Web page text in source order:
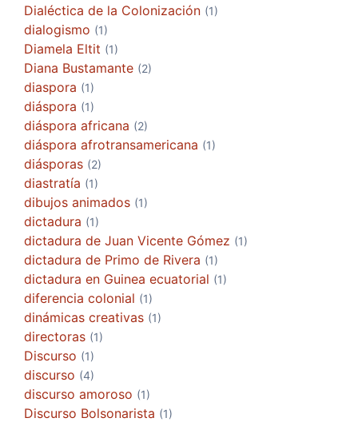
Dialéctica de la Colonización (1)
dialogismo (1)
Diamela Eltit (1)
Diana Bustamante (2)
diaspora (1)
diáspora (1)
diáspora africana (2)
diáspora afrotransamericana (1)
diásporas (2)
diastratía (1)
dibujos animados (1)
dictadura (1)
dictadura de Juan Vicente Gómez (1)
dictadura de Primo de Rivera (1)
dictadura en Guinea ecuatorial (1)
diferencia colonial (1)
dinámicas creativas (1)
directoras (1)
Discurso (1)
discurso (4)
discurso amoroso (1)
Discurso Bolsonarista (1)